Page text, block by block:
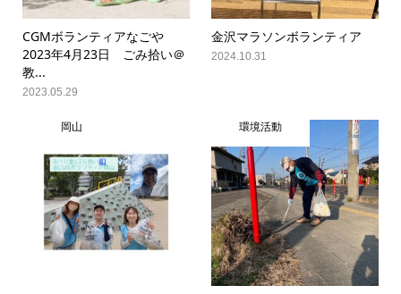
CGMボランティアなごや
2023年4月23日 ごみ拾い＠
教...
2023.05.29
金沢マラソンボランティア
2024.10.31
岡山 環境活動